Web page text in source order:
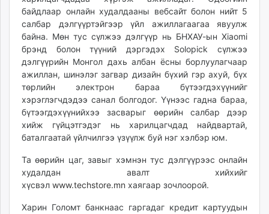
tumen.mn
shuum.mn
times.mn
tvmongolia.mn
mass.mn
unegui.mn
assa.mn
toim.mn
tac.mn
unread.today
байдлаар онлайн худалдааны вебсайт болон нийт 5
салбар дэлгүүртэйгээр үйл ажиллагаагаа явуулж
байна. Мөн тус сүлжээ дэлгүүр нь БНХАУ-ын Xiaomi
брэнд болон түүний дэргэдэх Solopick сүлжээ
дэлгүүрийн Монгол дахь албан ёсны борлуулагчаар
ажиллан, шинэлэг загвар дизайн бүхий гэр ахуй, бүх
төрлийн электрон бараа бүтээгдэхүүнийг
хэрэглэгчдэдээ санал болгодог. Үүнээс гадна бараа,
бүтээгдэхүүнийхээ засварыг өөрийн салбар дээр
хийж гүйцэтгэдэг нь харилцагчдад найдвартай,
баталгаатай үйлчилгээ үзүүлж буй нэг хэлбэр юм.
Та өөрийн цаг, завыг хэмнэн тус дэлгүүрээс онлайн
худалдан авалт хийхийг
хүсвэл www.techstore.mn хаягаар зочлоорой.
Харин Голомт банкнаас гаргадаг кредит картуудын